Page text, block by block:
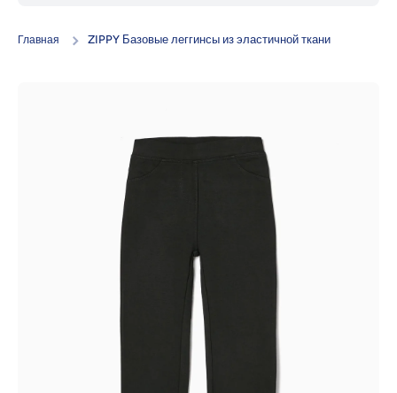
Главная ZIPPY Базовые леггинсы из эластичной ткани